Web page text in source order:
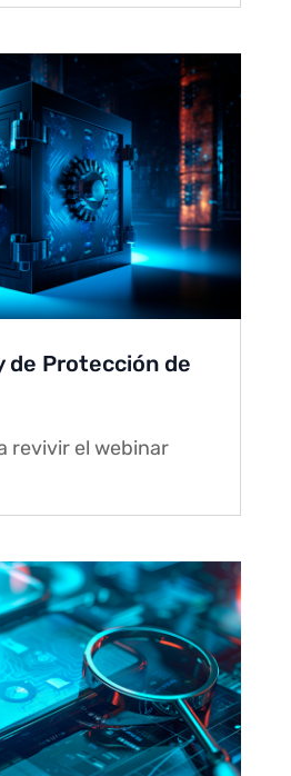
de Protección de
revivir el webinar